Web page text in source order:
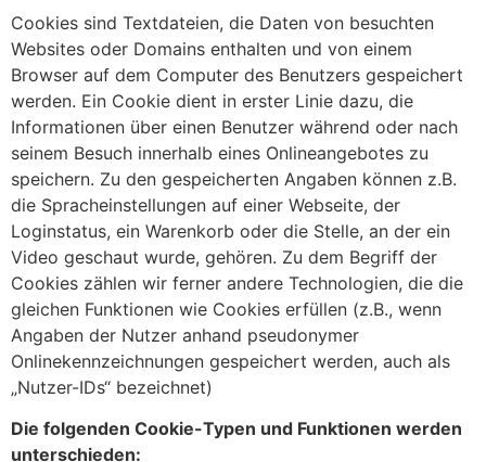
Cookies sind Textdateien, die Daten von besuchten
Websites oder Domains enthalten und von einem
Browser auf dem Computer des Benutzers gespeichert
werden. Ein Cookie dient in erster Linie dazu, die
Informationen über einen Benutzer während oder nach
seinem Besuch innerhalb eines Onlineangebotes zu
speichern. Zu den gespeicherten Angaben können z.B.
die Spracheinstellungen auf einer Webseite, der
Loginstatus, ein Warenkorb oder die Stelle, an der ein
Video geschaut wurde, gehören. Zu dem Begriff der
Cookies zählen wir ferner andere Technologien, die die
gleichen Funktionen wie Cookies erfüllen (z.B., wenn
Angaben der Nutzer anhand pseudonymer
Onlinekennzeichnungen gespeichert werden, auch als
„Nutzer-IDs“ bezeichnet)
Die folgenden Cookie-Typen und Funktionen werden
unterschieden: